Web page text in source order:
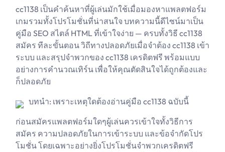
cc1138 เป็นคำค้นหาที่ผู้เล่นมักใช้เมื่อมองหาแพลตฟอร์ม
เกมรวมทั้งโปรโมชั่นที่น่าสนใจ บทความนี้ดีไซน์มาเป็น
คู่มือ SEO สไตล์ HTML ที่เข้าใจง่าย — ครบทั้งวิธี cc1138
สมัคร ทีละขั้นตอน วิถีทางปลอดภัยเมื่อจำต้อง cc1138 เข้า
ระบบ และสรุปจำพวกของ cc1138 เครดิตฟรี พร้อมแบบ
อย่างการคำนวณเทิร์น เพื่อให้คุณตัดสินใจได้ถูกต้องและ
ก็ปลอดภัย
บทนำ: เพราะเหตุใดต้องอ่านคู่มือ cc1138 ฉบับนี้
ก่อนสมัครแพลตฟอร์มใดๆผู้เล่นควรเข้าใจทั้งวิธีการ
สมัคร ความปลอดภัยในการเข้าระบบ และข้อจำกัดโปร
โมชั่น โดยเฉพาะอย่างยิ่งโปรโมชั่นจำพวกเครดิตฟรี